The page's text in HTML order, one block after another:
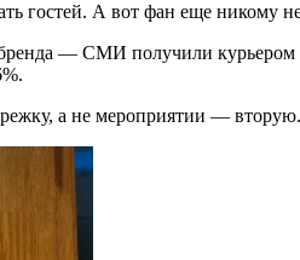
гостей. А вот фан еще никому
— СМИ получили
а не мероприятии — вторую.